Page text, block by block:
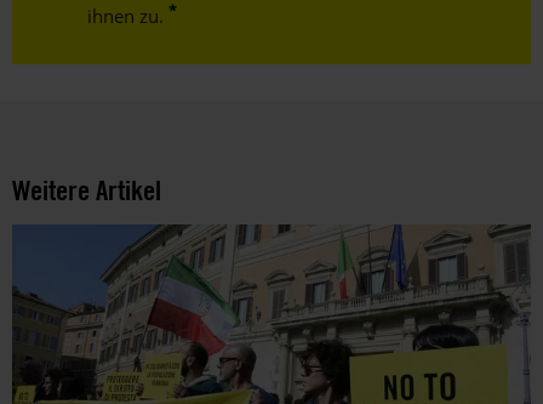
ihnen zu.
Weitere Artikel